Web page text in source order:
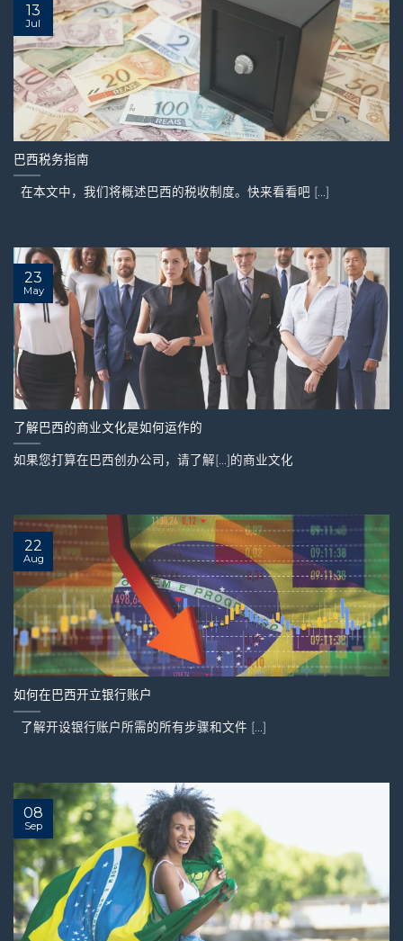
巴西税务指南
在本文中，我们将概述巴西的税收制度。快来看看吧 [...]
13
Jul
了解巴西的商业文化是如何运作的
如果您打算在巴西创办公司，请了解[...]的商业文化
23
May
如何在巴西开立银行账户
了解开设银行账户所需的所有步骤和文件 [...]
22
Aug
08
Sep